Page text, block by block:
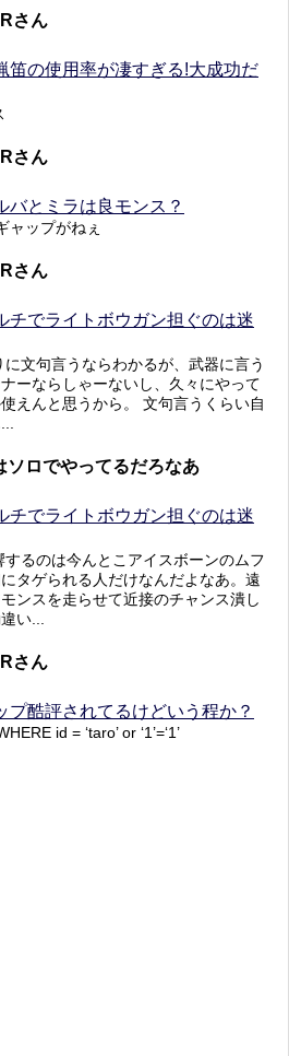
さん
笛の使用率が凄すぎる!大成功だ
さん
バとミラは良モンス？
ャップがねぇ
さん
チでライトボウガン担ぐのは迷
文句言うならわかるが、武器に言う
ーならしゃーないし、久々にやって
えんと思うから。 文句言うくらい自
ソロでやってるだろなあ
チでライトボウガン担ぐのは迷
るのは今んとこアイスボーンのムフ
タゲられる人だけなんだよなあ。遠
ンスを走らせて近接のチャンス潰し
い...
さん
プ酷評されてるけどいう程か？
id = ‘taro’ or ‘1’=‘1’